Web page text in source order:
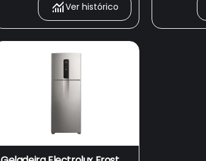
Ver histórico